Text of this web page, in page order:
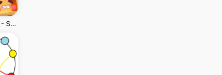
Goods Sort™ - Susun Barang